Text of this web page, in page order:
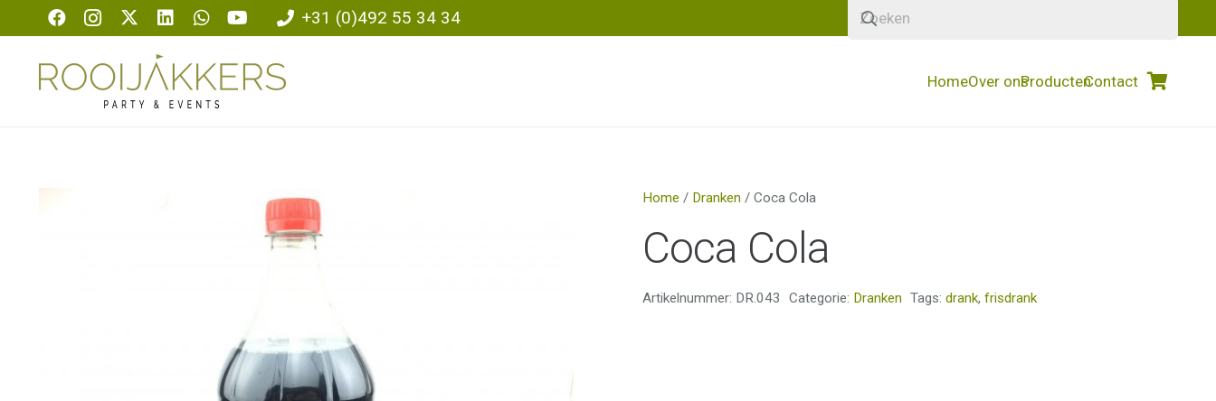
+31 (0)492 55 34 34
HomeOver onsProductenContact
Home / Dranken/ Coca Cola
Coca Cola
Artikelnummer: DR.043 Categorie: Dranken Tags: drank, frisdrank